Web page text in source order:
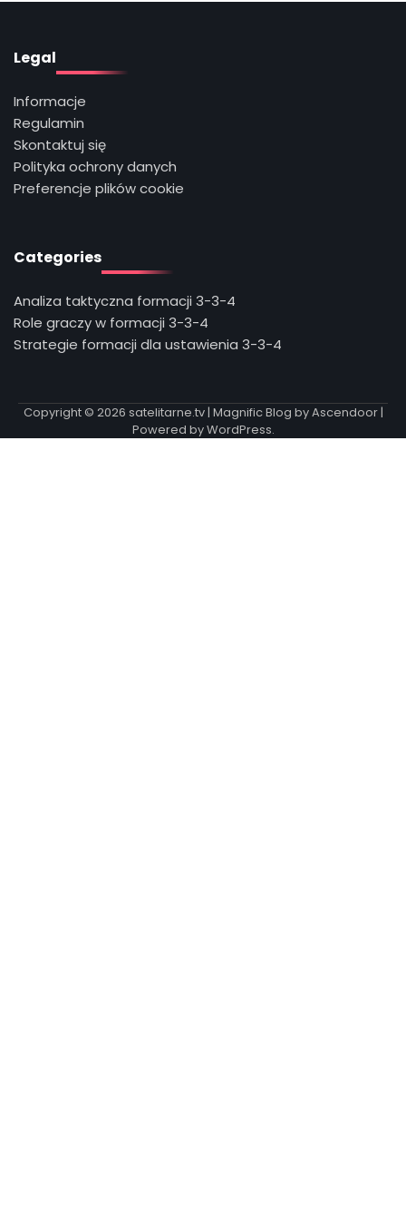
Legal
Informacje
Regulamin
Skontaktuj się
Polityka ochrony danych
Preferencje plików cookie
Categories
Analiza taktyczna formacji 3-3-4
Role graczy w formacji 3-3-4
Strategie formacji dla ustawienia 3-3-4
Copyright © 2026 satelitarne.tv| Magnific Blog byAscendoor|
Powered byWordPress.